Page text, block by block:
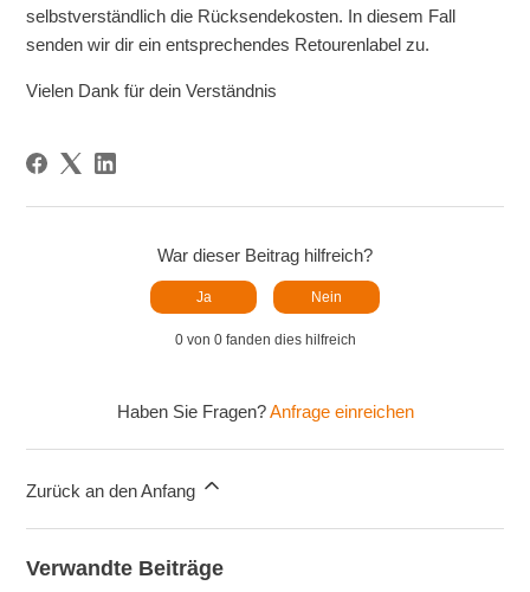
selbstverständlich die Rücksendekosten. In diesem Fall
senden wir dir ein entsprechendes Retourenlabel zu.
Vielen Dank für dein Verständnis
War dieser Beitrag hilfreich?
Ja Nein
0 von 0 fanden dies hilfreich
Haben Sie Fragen?Anfrage einreichen
Zurück an den Anfang
Verwandte Beiträge